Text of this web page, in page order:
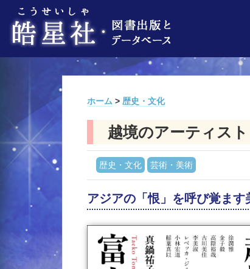
ホーム > 歴史・文化
越境のアーティス
歴史・文化 芸術・美術
アジアの「恨」を呼び覚ま